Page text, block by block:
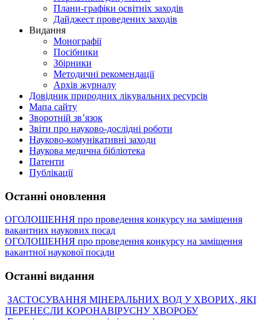
Плани-графіки освітніх заходів
Дайджест проведених заходів
Видання
Монографії
Посібники
Збірники
Методичні рекомендації
Архів журналу
Довідник природних лікувальних ресурсів
Мапа сайту
Зворотній зв’язок
Звіти про науково-дослідні роботи
Науково-комунікативні заходи
Наукова медична бібліотека
Патенти
Публікації
Останні оновлення
ОГОЛОШЕННЯ про проведення конкурсу на заміщення
вакантних наукових посад
ОГОЛОШЕННЯ про проведення конкурсу на заміщення
вакантної наукової посади
Останні видання
ЗАСТОСУВАННЯ МІНЕРАЛЬНИХ ВОД У ХВОРИХ, ЯКІ
ПЕРЕНЕСЛИ КОРОНАВІРУСНУ ХВОРОБУ